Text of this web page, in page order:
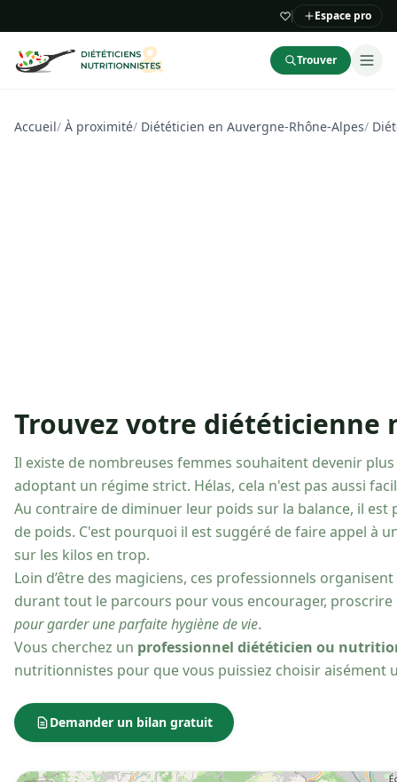
Espace pro
Trouver
Accueil/ À proximité/ Diététicien en Auvergne-Rhône-Alpes/
Trouvez votre diététicienne
Il existe de nombreuses femmes souhaitent devenir
adoptant un régime strict. Hélas, cela n'est pas aussi
Au contraire de diminuer leur poids sur la balance, il
de poids. C'est pourquoi il est suggéré de faire appel à
sur les kilos en trop.
Loin d’être des magiciens, ces professionnels
durant tout le parcours pour vous encourager,
pour garder une parfaite hygiène de vie.
Vous cherchez un professionnel diététicien ou
nutritionnistes pour que vous puissiez choisir aisément
Demander un bilan gratuit